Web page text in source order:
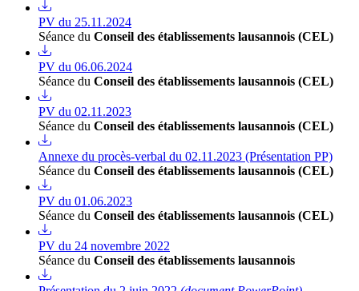
PV du 25.11.2024
Séance du Conseil des établissements lausannois (CEL)
PV du 06.06.2024
Séance du Conseil des établissements lausannois (CEL)
PV du 02.11.2023
Séance du Conseil des établissements lausannois (CEL)
Annexe du procès-verbal du 02.11.2023 (Présentation PP)
Séance du Conseil des établissements lausannois (CEL)
PV du 01.06.2023
Séance du Conseil des établissements lausannois (CEL)
PV du 24 novembre 2022
Séance du Conseil des établissements lausannois